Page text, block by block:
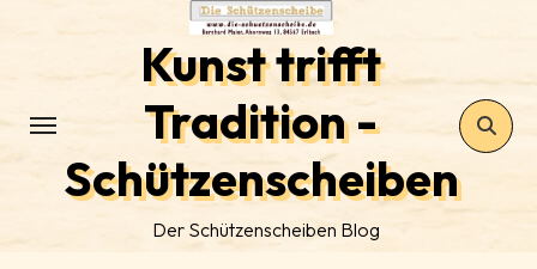
Kunst trifft
Tradition -
Schützenscheiben
Der Schützenscheiben Blog